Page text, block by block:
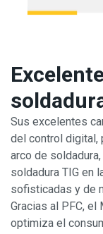
Sus excelentes
del control digital,
arco de
soldadura TIG en
sofisticadas y de
Gracias al PFC, el
optimiza el